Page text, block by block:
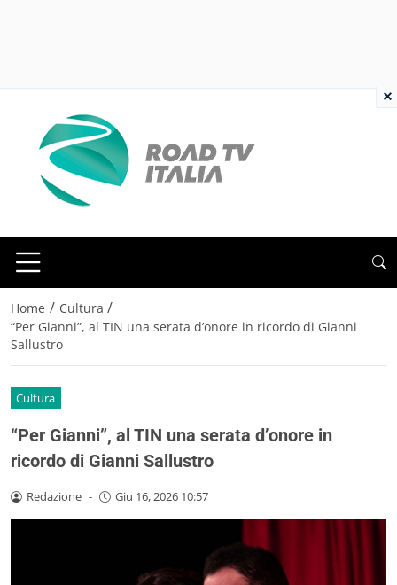
Home / Cultura /
“Per Gianni”, al TIN una serata d’onore in ricordo di Gianni
Sallustro
Cultura
“Per Gianni”, al TIN una serata d’onore in
ricordo di Gianni Sallustro
Redazione - Giu 16, 2026 10:57
×